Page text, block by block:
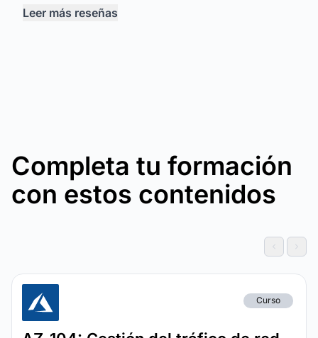
Leer más reseñas
Completa tu formación
con estos contenidos
Curso